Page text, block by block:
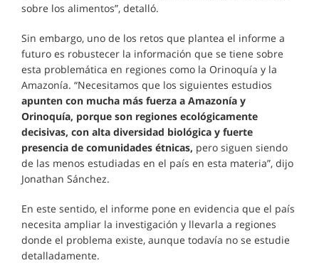
sobre los alimentos”, detalló.
Sin embargo, uno de los retos que plantea el informe a
futuro es robustecer la información que se tiene sobre
esta problemática en regiones como la Orinoquía y la
Amazonía. “Necesitamos que los siguientes estudios
apunten con mucha más fuerza a Amazonía y
Orinoquía, porque son regiones ecológicamente
decisivas, con alta diversidad biológica y fuerte
presencia de comunidades étnicas, pero siguen siendo
de las menos estudiadas en el país en esta materia”, dijo
Jonathan Sánchez.
En este sentido, el informe pone en evidencia que el país
necesita ampliar la investigación y llevarla a regiones
donde el problema existe, aunque todavía no se estudie
detalladamente.